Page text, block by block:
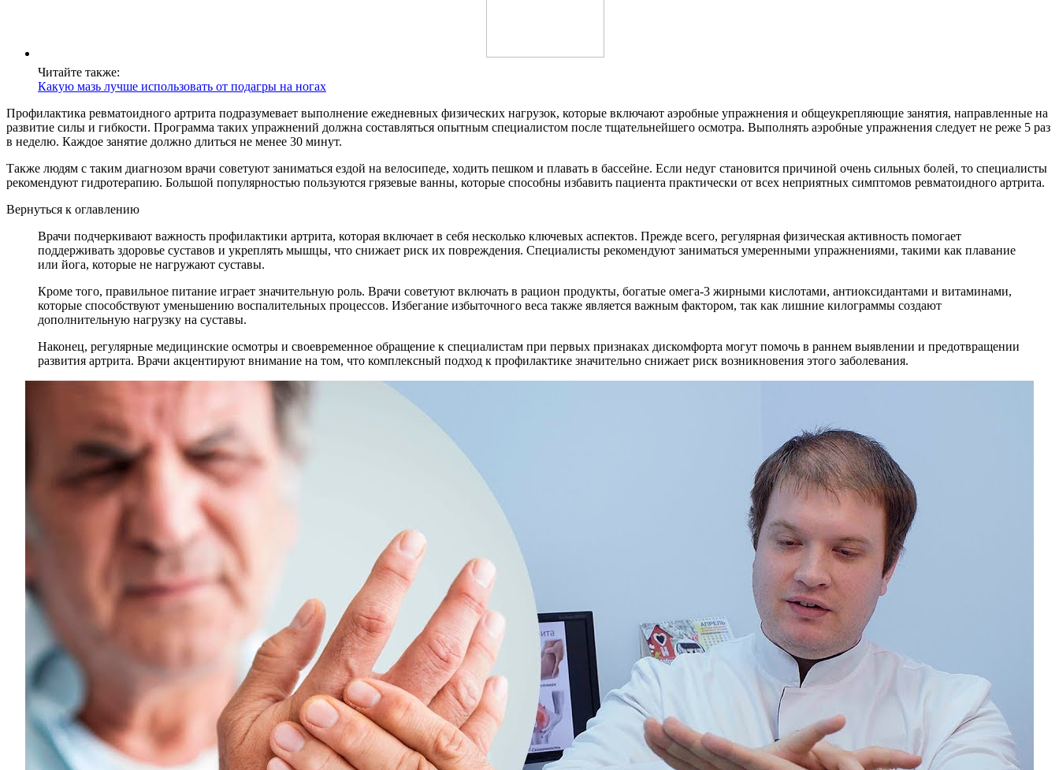
Читайте также:
Какую мазь лучше использовать от подагры на ногах
Профилактика ревматоидного артрита подразумевает выполнение ежедневных физических нагрузок, которые включают аэробные упражнения и общеукрепляющие занятия, направленные на
развитие силы и гибкости. Программа таких упражнений должна составляться опытным специалистом после тщательнейшего осмотра. Выполнять аэробные упражнения следует не реже 5 раз
в неделю. Каждое занятие должно длиться не менее 30 минут.
Также людям с таким диагнозом врачи советуют заниматься ездой на велосипеде, ходить пешком и плавать в бассейне. Если недуг становится причиной очень сильных болей, то специалисты
рекомендуют гидротерапию. Большой популярностью пользуются грязевые ванны, которые способны избавить пациента практически от всех неприятных симптомов ревматоидного артрита.
Вернуться к оглавлению
Врачи подчеркивают важность профилактики артрита, которая включает в себя несколько ключевых аспектов. Прежде всего, регулярная физическая активность помогает
поддерживать здоровье суставов и укреплять мышцы, что снижает риск их повреждения. Специалисты рекомендуют заниматься умеренными упражнениями, такими как плавание
или йога, которые не нагружают суставы.
Кроме того, правильное питание играет значительную роль. Врачи советуют включать в рацион продукты, богатые омега-3 жирными кислотами, антиоксидантами и витаминами,
которые способствуют уменьшению воспалительных процессов. Избегание избыточного веса также является важным фактором, так как лишние килограммы создают
дополнительную нагрузку на суставы.
Наконец, регулярные медицинские осмотры и своевременное обращение к специалистам при первых признаках дискомфорта могут помочь в раннем выявлении и предотвращении
развития артрита. Врачи акцентируют внимание на том, что комплексный подход к профилактике значительно снижает риск возникновения этого заболевания.